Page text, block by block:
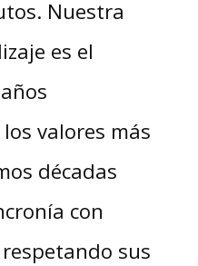
Nuestra
es el
valores más
décadas
con
sus